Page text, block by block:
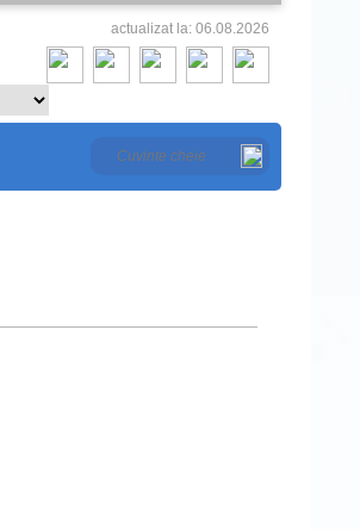
actualizat la: 06.08.2026